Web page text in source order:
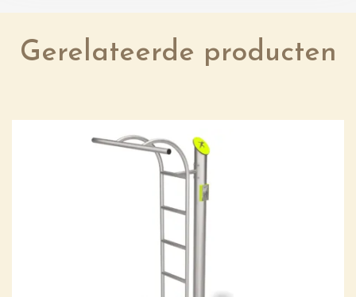
Gerelateerde producten